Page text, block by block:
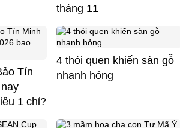
tháng 11
Tín
1 chỉ?
4 thói quen khiến sàn gỗ
nhanh hỏng